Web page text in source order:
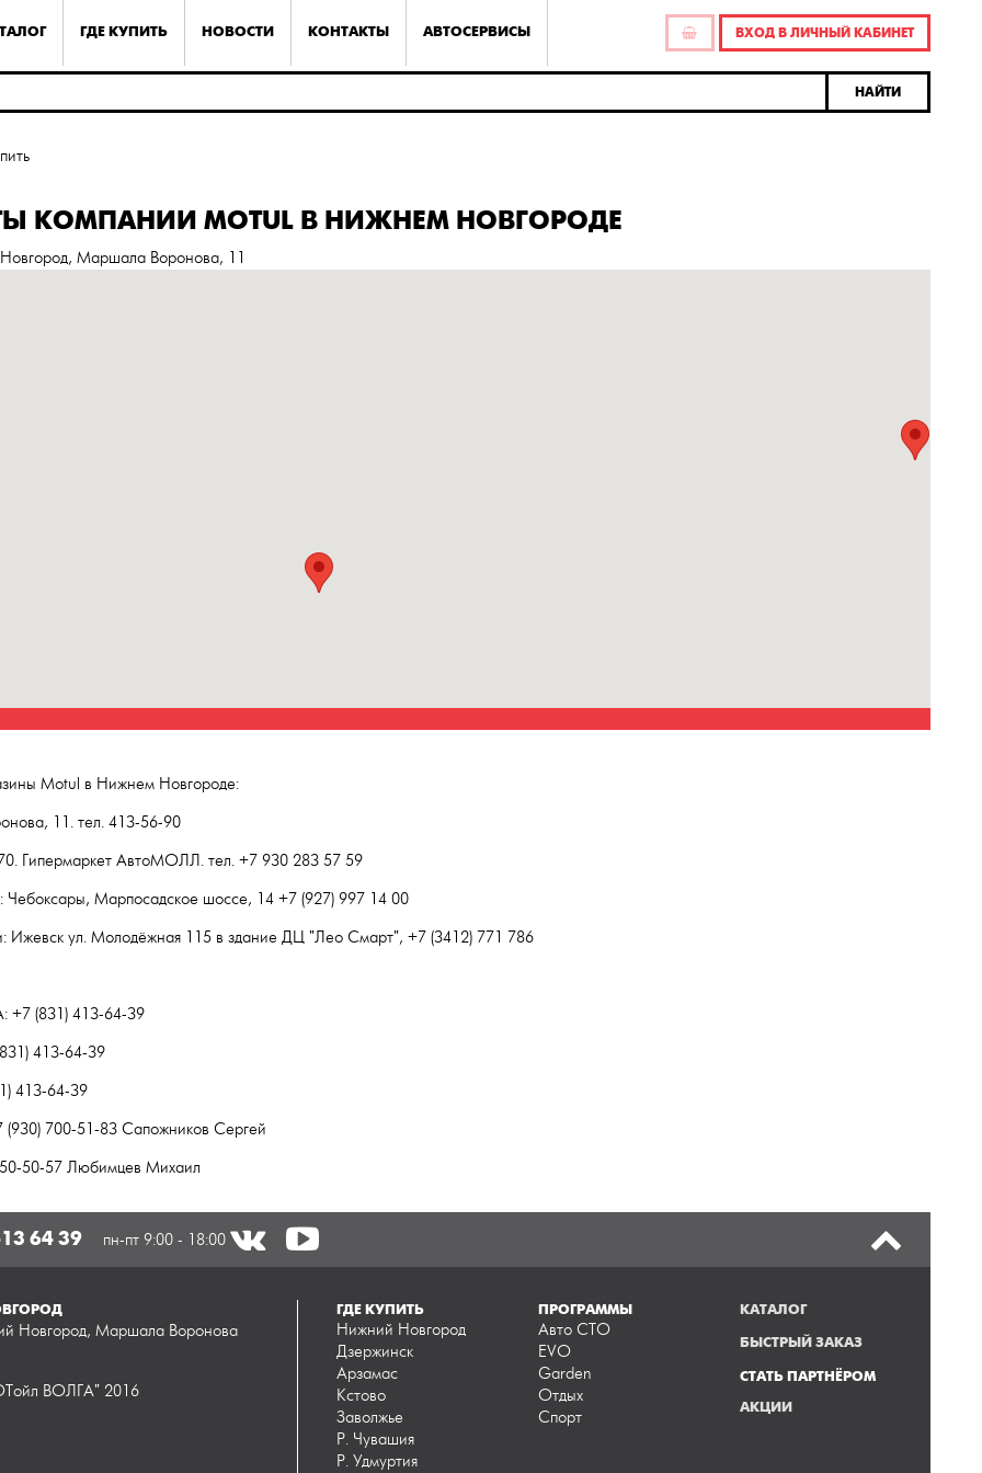
ГДЕ КУПИТЬ НОВОСТИ КОНТАКТЫ АВТОСЕРВИСЫ ВХОД В ЛИЧНЫЙ КАБИНЕТ
НАЙТИ
КОМПАНИИ MOTUL В НИЖНЕМ НОВГОРОДЕ
Маршала Воронова, 11
Motul в Нижнем Новгороде:
11. тел. 413-56-90
70. Гипермаркет АвтоМОЛЛ. тел. +7 930 283 57 59
Марпосадское шоссе, 14 +7 (927) 997 14 00
Ижевск ул. Молодёжная 115 в здание ДЦ "Лео Смарт", +7 (3412) 771 786
(831) 413-64-39
413-64-39
413-64-39
(930) 700-51-83 Сапожников Сергей
50-57 Любимцев Михаил
64 39 пн-пт 9:00 - 18:00
Новгород, Маршала Воронова
ВОЛГА" 2016
ГДЕ КУПИТЬ
Нижний Новгород
Дзержинск
Арзамас
Кстово
Заволжье
Р. Чувашия
Р. Удмуртия
ПРОГРАММЫ
Авто СТО
EVO
Garden
Отдых
Спорт
КАТАЛОГ
БЫСТРЫЙ ЗАКАЗ
СТАТЬ ПАРТНЁРОМ
АКЦИИ